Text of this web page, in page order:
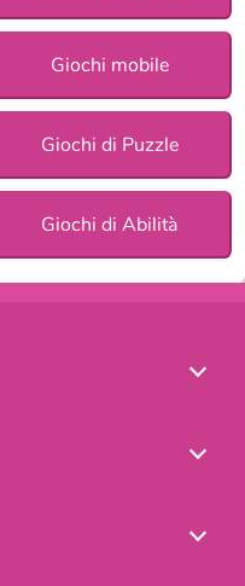
Giochi mobile
Giochi di Puzzle
Giochi di Abilità